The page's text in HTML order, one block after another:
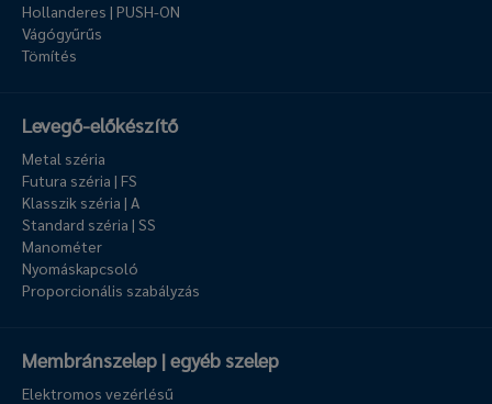
Hollanderes | PUSH-ON
Vágógyűrűs
Tömítés
Levegő-előkészítő
Metal széria
Futura széria | FS
Klasszik széria | A
Standard széria | SS
Manométer
Nyomáskapcsoló
Proporcionális szabályzás
Membránszelep | egyéb szelep
Elektromos vezérlésű